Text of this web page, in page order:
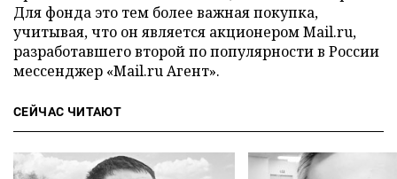
Для фонда это тем более важная покупка,
учитывая, что он является акционером Mail.ru,
разработавшего второй по популярности в России
мессенджер «Mail.ru Агент».
СЕЙЧАС ЧИТАЮТ